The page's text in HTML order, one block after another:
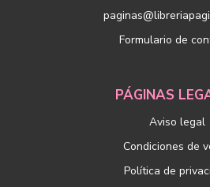
Formulario de
PÁGINAS
Aviso legal
Condiciones de
Política de